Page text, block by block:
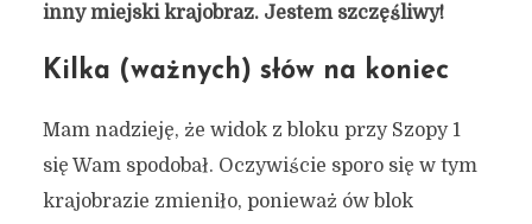
inny miejski krajobraz. Jestem szczęśliwy!
Kilka (ważnych) słów na koniec
Mam nadzieję, że widok z bloku przy Szopy 1
się Wam spodobał. Oczywiście sporo się w tym
krajobrazie zmieniło, ponieważ ów blok